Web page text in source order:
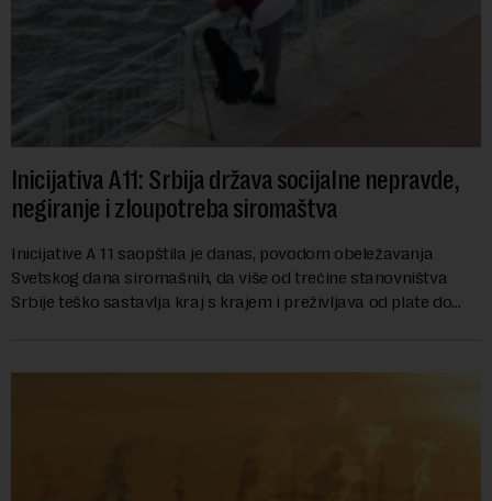
Inicijativa A11: Srbija država socijalne nepravde,
negiranje i zloupotreba siromaštva
Inicijative A 11 saopštila je danas, povodom obeležavanja
Svetskog dana siromašnih, da više od trećine stanovništva
Srbije teško sastavlja kraj s krajem i preživljava od plate do